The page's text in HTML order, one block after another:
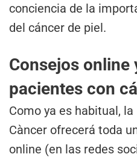
conciencia de la
del cáncer de piel.
Consejos online
pacientes con
Como ya es habitual,
Càncer ofrecerá toda
online (en las redes